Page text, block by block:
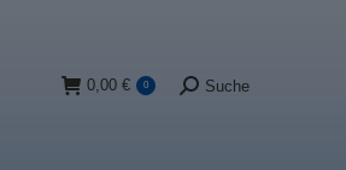
0,00 € 0 Suche:
Suche